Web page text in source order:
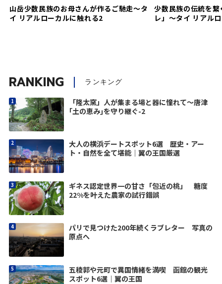
山岳少数民族のお母さんが作るご馳走〜タ
イ リアルローカルに触れる2
少数民族の伝統を
レ」〜タイ リアル
RANKING ランキング
「隆太窯」人が集まる場と器に憧れて～唐津
｢土の恵み｣を守り継ぐ-2
大人の横浜デートスポット6選 歴史・アー
ト・自然を全て堪能｜翼の王国厳選
ギネス認定世界一の甘さ「包近の桃」 糖度
22%を叶えた農家の試行錯誤
パリで見つけた200年続くラブレター 写真の
原点へ
五稜郭や元町で異国情緒を満喫 函館の観光
スポット6選｜翼の王国